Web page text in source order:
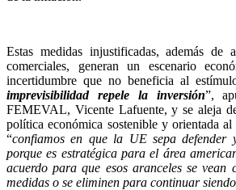
Estas medidas injustificadas, además de
comerciales, generan un escenario
incertidumbre que no beneficia al
imprevisibilidad repele la inversión”,
FEMEVAL, Vicente Lafuente, y se aleja
política económica sostenible y orientada
“confiamos en que la UE sepa defender
porque es estratégica para el área
acuerdo para que esos aranceles se vean
medidas o se eliminen para continuar